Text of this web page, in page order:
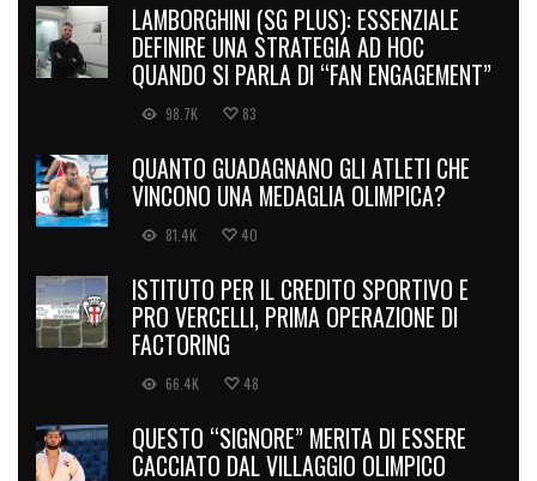
LAMBORGHINI (SG PLUS): ESSENZIALE
DEFINIRE UNA STRATEGIA AD HOC
QUANDO SI PARLA DI “FAN ENGAGEMENT”
98.7K 83
QUANTO GUADAGNANO GLI ATLETI CHE
VINCONO UNA MEDAGLIA OLIMPICA?
81.4K 40
ISTITUTO PER IL CREDITO SPORTIVO E
PRO VERCELLI, PRIMA OPERAZIONE DI
FACTORING
66.4K 48
QUESTO “SIGNORE” MERITA DI ESSERE
CACCIATO DAL VILLAGGIO OLIMPICO